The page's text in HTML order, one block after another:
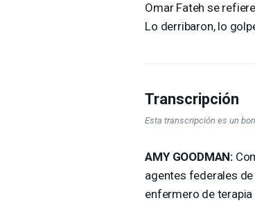
Omar Fateh se
Lo derribaron, lo
Transcripción
Esta transcripción es un
AMY GOODMAN:
agentes federales
enfermero de